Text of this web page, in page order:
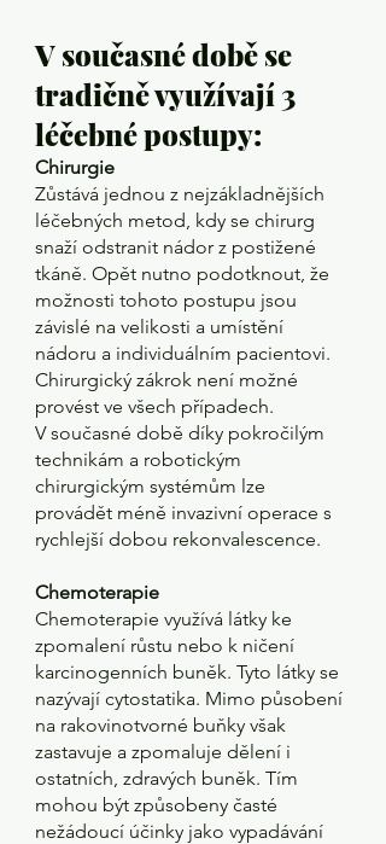
V současné době se
tradičně využívají 3
léčebné postupy:
Chirurgie
Zůstává jednou z nejzákladnějších
léčebných metod, kdy se chirurg
snaží odstranit nádor z postižené
tkáně. Opět nutno podotknout, že
možnosti tohoto postupu jsou
závislé na velikosti a umístění
nádoru a individuálním pacientovi.
Chirurgický zákrok není možné
provést ve všech případech.
V současné době díky pokročilým
technikám a robotickým
chirurgickým systémům lze
provádět méně invazivní operace s
rychlejší dobou rekonvalescence.
Chemoterapie
Chemoterapie využívá látky ke
zpomalení růstu nebo k ničení
karcinogenních buněk. Tyto látky se
nazývají cytostatika. Mimo působení
na rakovinotvorné buňky však
zastavuje a zpomaluje dělení i
ostatních, zdravých buněk. Tím
mohou být způsobeny časté
nežádoucí účinky jako vypadávání